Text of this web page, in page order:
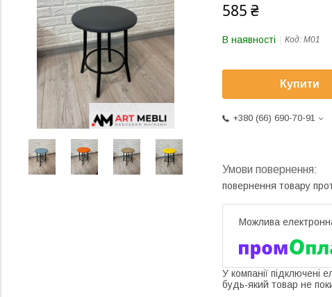
585 ₴
В наявності Код: М01
Купити
+380 (66) 690-70-91
повернення товару
У компанії підключені
будь-який товар не